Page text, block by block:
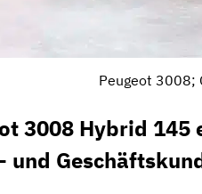
Peugeot 3008;
3008 Hybrid 145
und